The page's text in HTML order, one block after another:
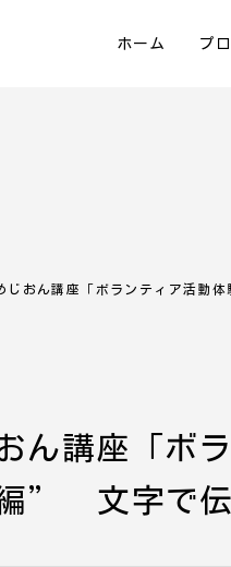
ホーム プ
じおん講座「ボランティア活
ん講座「ボ
” 文字で伝